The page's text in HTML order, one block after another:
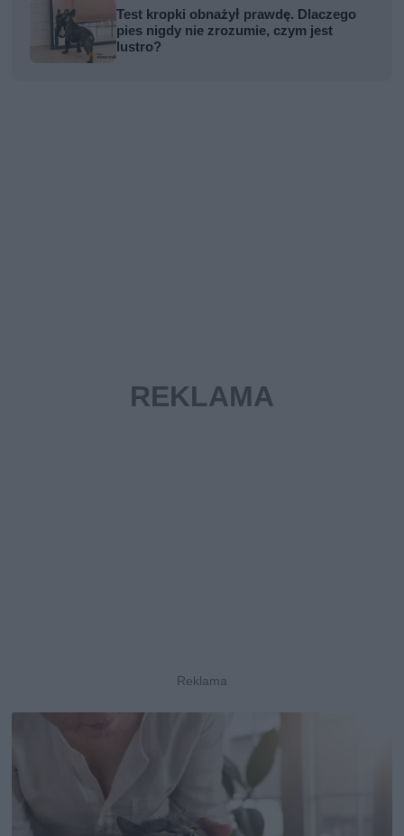
Test kropki obnażył prawdę. Dlaczego
pies nigdy nie zrozumie, czym jest
lustro?